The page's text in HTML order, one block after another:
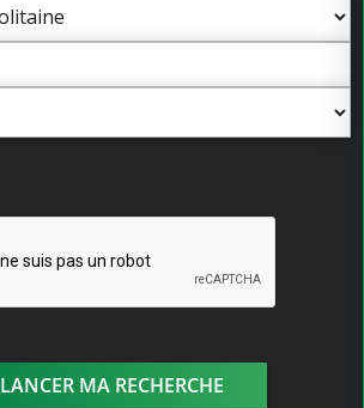
LANCER MA RECHERCHE